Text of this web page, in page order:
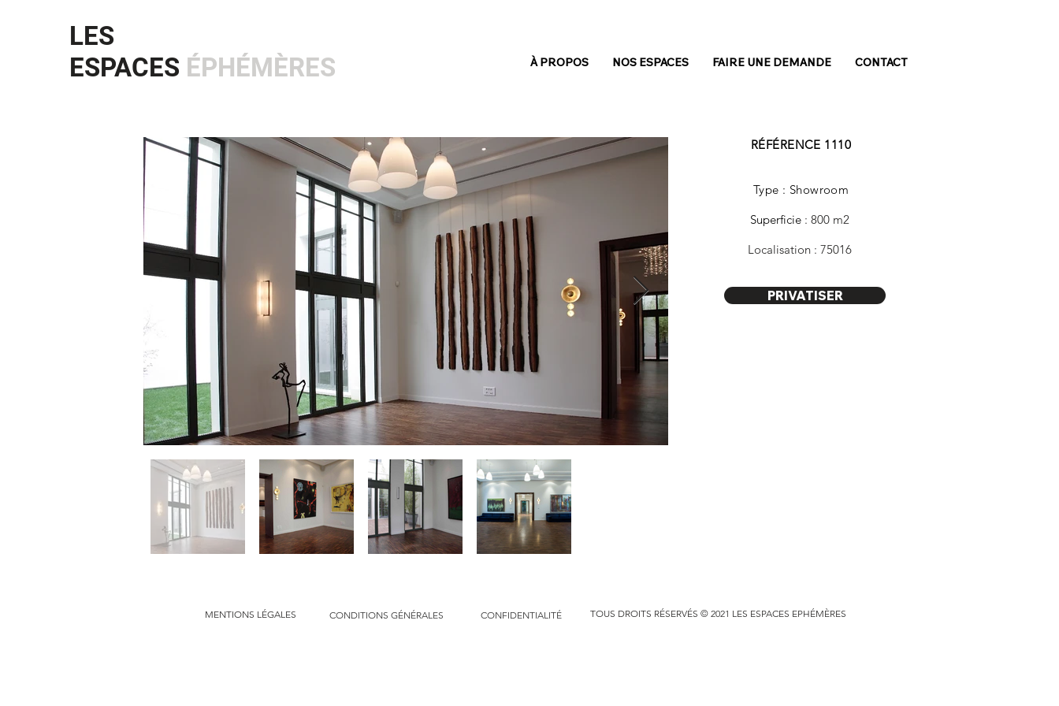
LES
ESPACES ÉPHÉMÈRES À PROPOS NOS ESPACES FAIRE UNE DEMANDE CONTACT
RÉFÉRENCE 1110
Type : Showroom
Superficie: 800 m2
Localisation : 75016
PRIVATISER
MENTIONS LÉGALES CONDITIONS GÉNÉRALES CONFIDENTIALITÉ TOUS DROITS RÉSERVÉS © 2021 LES ESPACES EPHÉMÈRES